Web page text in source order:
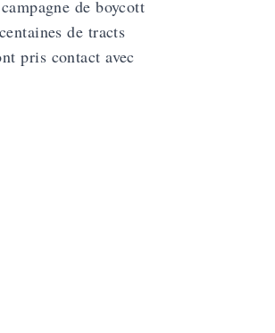
campagne de boycott
de tracts
pris contact avec